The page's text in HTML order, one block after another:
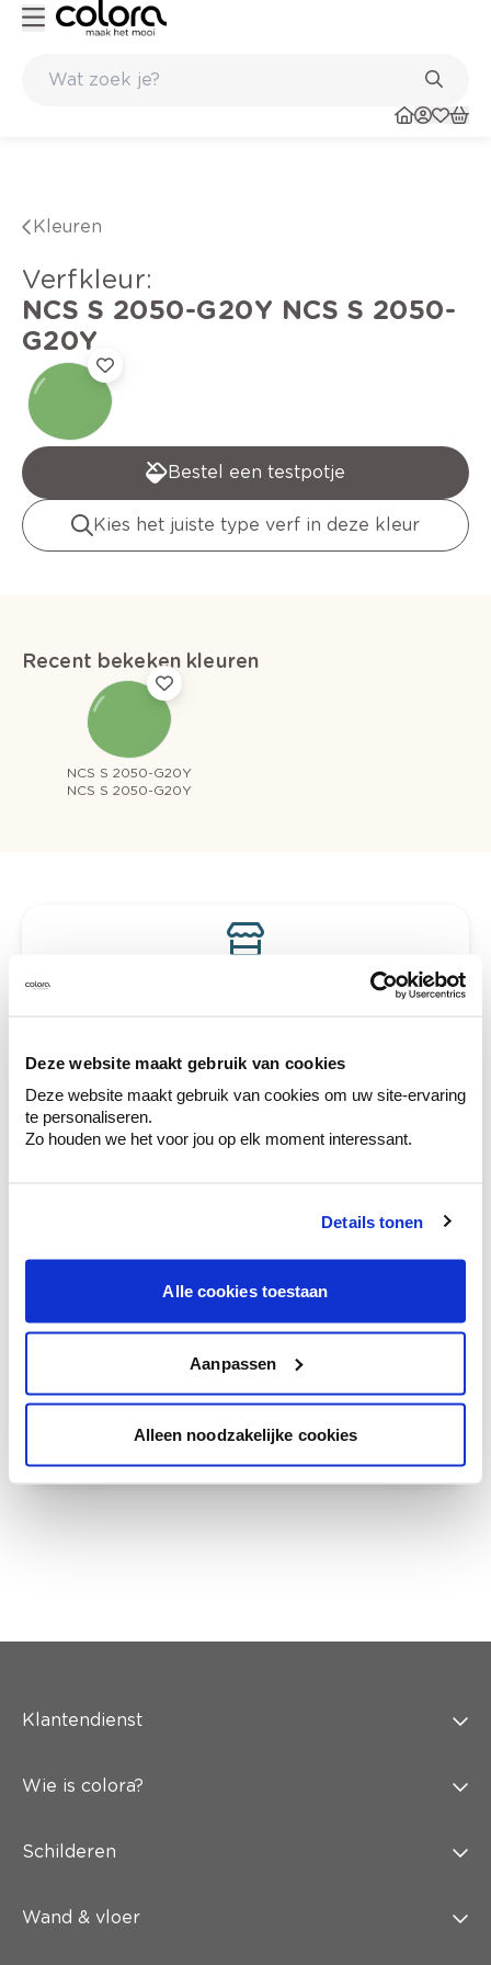
Deze website maakt gebruik van cookies
Deze website maakt gebruik van cookies om uw site-ervaring
te personaliseren.
Zo houden we het voor jou op elk moment interessant.
Details tonen
Alle cookies toestaan
Aanpassen
Alleen noodzakelijke cookies
Kleuren
verfkleur:
NCS S 2050-G20Y NCS S 2050-
G20Y
Bestel een testpotje
Kies het juiste type verf in deze kleur
Recent bekeken kleuren
NCS S 2050-G20Y
NCS S 2050-G20Y
Ontdek er kleurechte stalen van je
Bekijk er de bijhorende tinten om je kleur
Krijg persoonlijk advies om kleuren te
combineren.
Ga samen met de kleuradviseur door je
Krijg kleuradvies op basis van de lichtinval
en je meubels.
van je muren.
Klantendienst
Wie is colora?
Schilderen
Wand & vloer